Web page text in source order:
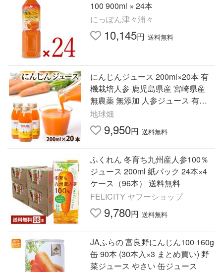
100 900ml × 24本
にっぽん津々浦々
10,145円 送料無料
にんじんジュース 200ml×20本 有
機栽培人参 鹿児島県産 宮崎県産
無農薬 無添加 人参ジュース 有機
人参 野菜ジュース 爆買
地球畑
9,950円 送料無料
ふくれん 冬育ち九州産人参100％
ジュース 200ml 紙パック 24本×4
ケース（96本） 送料無料
FELICITY ヤフーショップ
9,780円 送料無料
JAふらの 富良野にんじん100 160g
缶 90本 (30本入×3 まとめ買い) 野
菜ジュース やさい 缶ジュース